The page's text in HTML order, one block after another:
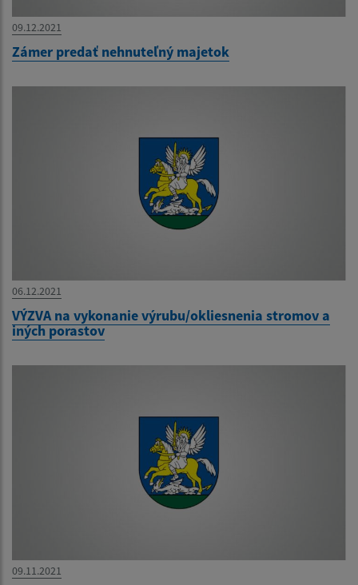
09.12.2021
Zámer predať nehnuteľný majetok
06.12.2021
VÝZVA na vykonanie výrubu/okliesnenia stromov a
iných porastov
09.11.2021